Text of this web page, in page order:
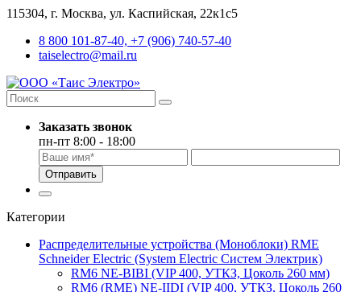
115304, г. Москва, ул. Каспийская, 22к1с5
8 800 101-87-40, +7 (906) 740-57-40
taiselectro@mail.ru
Заказать звонок
пн-пт 8:00 - 18:00
Отправить
Категории
Распределительные устройства (Моноблоки) RME
Schneider Electric (System Electric Систем Электрик)
RM6 NE-BIBI (VIP 400, УТКЗ, Цоколь 260 мм)
RM6 (RME) NE-IIDI (VIP 400, УТКЗ, Цоколь 260